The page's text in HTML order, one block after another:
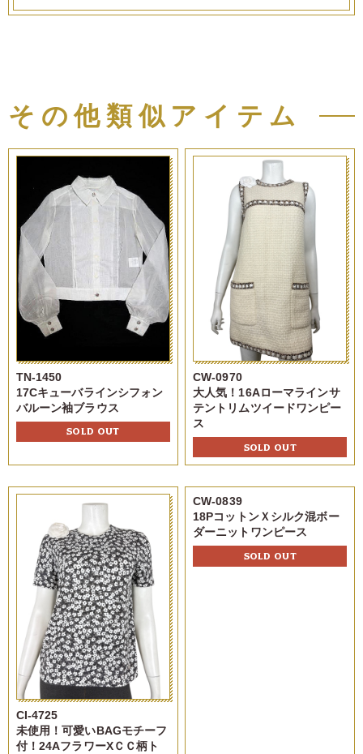
その他類似アイテム
TN-1450
17Cキューバラインシフォン
バルーン袖ブラウス
SOLD OUT
CW-0970
大人気！16Aローマラインサ
テントリムツイードワンピー
ス
SOLD OUT
CI-4725
未使用！可愛いBAGモチーフ
付！24AフラワーXＣＣ柄ト
CW-0839
18PコットンＸシルク混ボー
ダーニットワンピース
SOLD OUT